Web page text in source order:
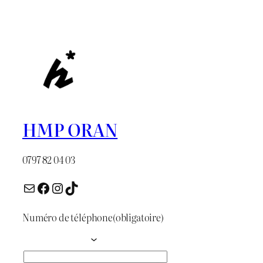
HMP ORAN
0797 82 04 03
E-mail Facebook InstagramTikTok
Numéro de téléphone(obligatoire)